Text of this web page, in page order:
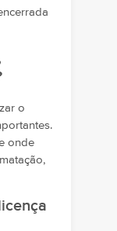
o
onde